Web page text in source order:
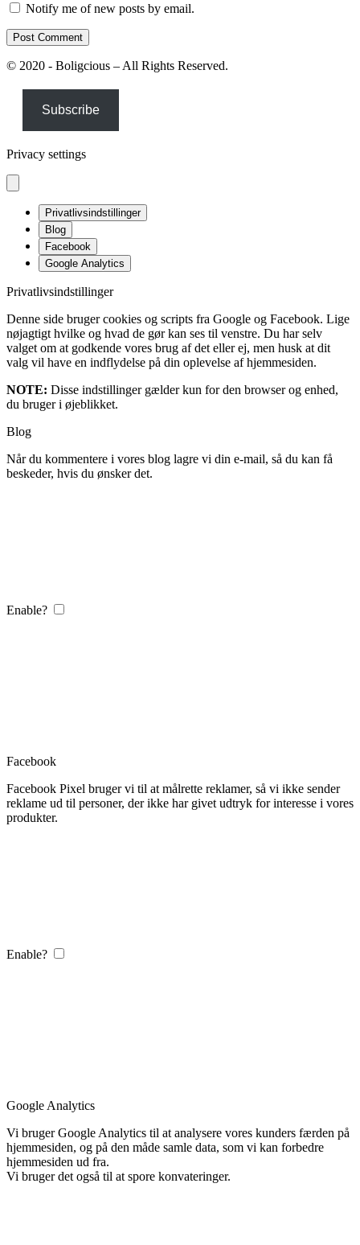
Notify me of new posts by email.
© 2020 - Boligcious – All Rights Reserved.
Subscribe
Privacy settings
Privatlivsindstillinger
Blog
Facebook
Google Analytics
Privatlivsindstillinger
Denne side bruger cookies og scripts fra Google og Facebook. Lige
nøjagtigt hvilke og hvad de gør kan ses til venstre. Du har selv
valget om at godkende vores brug af det eller ej, men husk at dit
valg vil have en indflydelse på din oplevelse af hjemmesiden.
NOTE: Disse indstillinger gælder kun for den browser og enhed,
du bruger i øjeblikket.
Blog
Når du kommentere i vores blog lagre vi din e-mail, så du kan få
beskeder, hvis du ønsker det.
Enable?
Facebook
Facebook Pixel bruger vi til at målrette reklamer, så vi ikke sender
reklame ud til personer, der ikke har givet udtryk for interesse i vores
produkter.
Enable?
Google Analytics
Vi bruger Google Analytics til at analysere vores kunders færden på
hjemmesiden, og på den måde samle data, som vi kan forbedre
hjemmesiden ud fra.
Vi bruger det også til at spore konvateringer.